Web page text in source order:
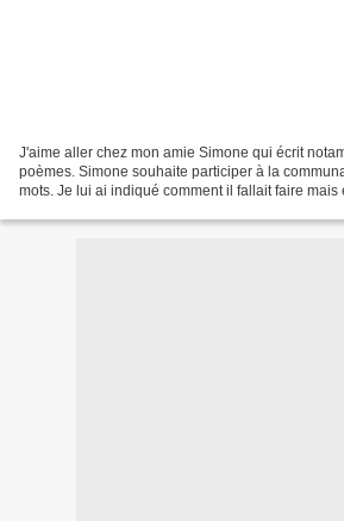
J'aime aller chez mon amie Simone qui écrit
poèmes. Simone souhaite participer à la
mots. Je lui ai indiqué comment il fallait faire mais